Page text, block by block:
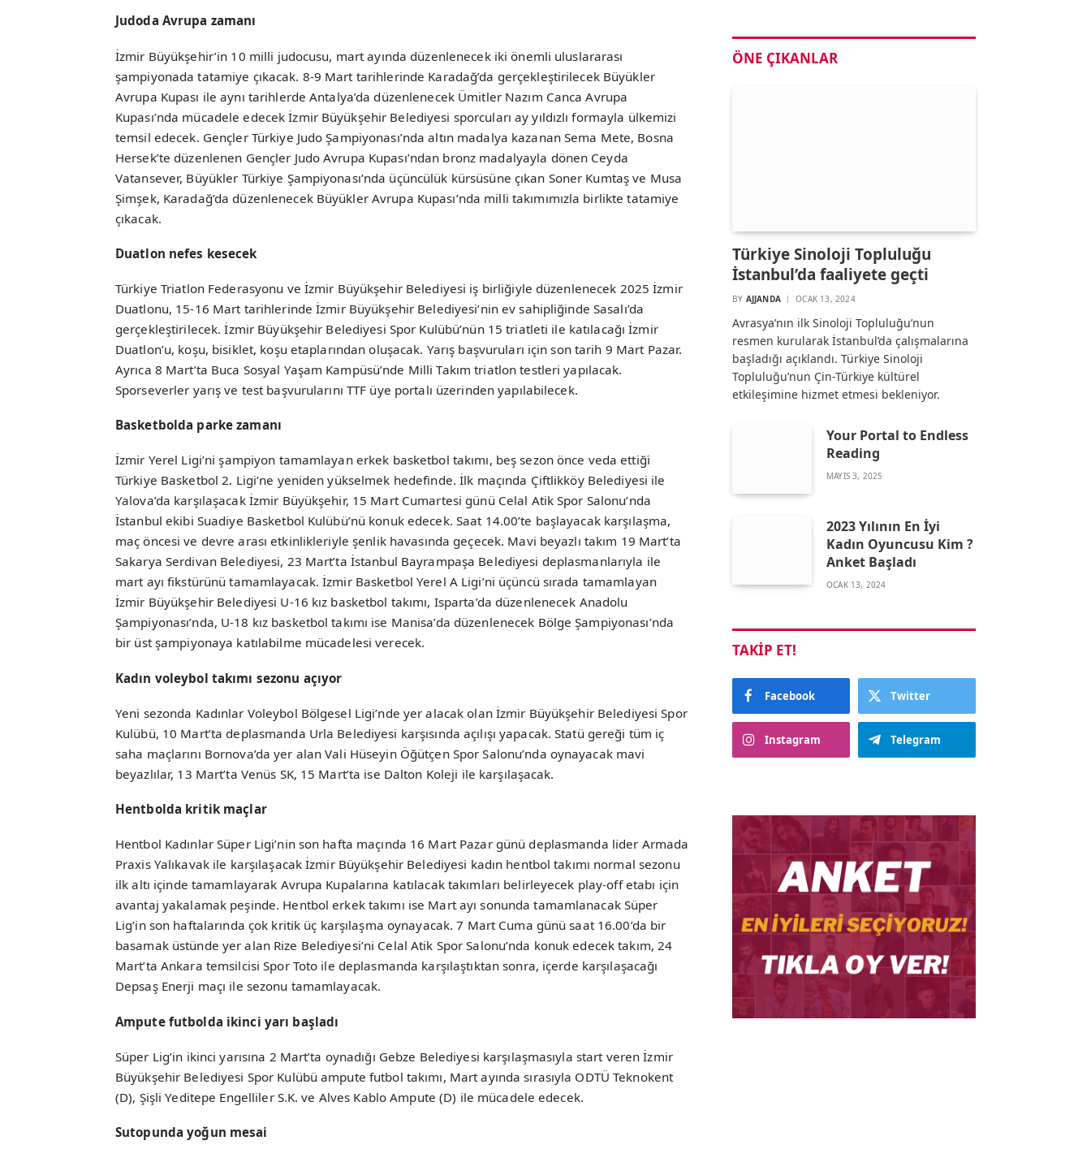
Judoda Avrupa zamanı
İzmir Büyükşehir’in 10 milli judocusu, mart ayında düzenlenecek iki önemli uluslararası
şampiyonada tatamiye çıkacak. 8-9 Mart tarihlerinde Karadağ’da gerçekleştirilecek Büyükler
Avrupa Kupası ile aynı tarihlerde Antalya’da düzenlenecek Ümitler Nazım Canca Avrupa
Kupası’nda mücadele edecek İzmir Büyükşehir Belediyesi sporcuları ay yıldızlı formayla ülkemizi
temsil edecek. Gençler Türkiye Judo Şampiyonası’nda altın madalya kazanan Sema Mete, Bosna
Hersek’te düzenlenen Gençler Judo Avrupa Kupası’ndan bronz madalyayla dönen Ceyda
Vatansever, Büyükler Türkiye Şampiyonası’nda üçüncülük kürsüsüne çıkan Soner Kumtaş ve Musa
Şimşek, Karadağ’da düzenlenecek Büyükler Avrupa Kupası’nda milli takımımızla birlikte tatamiye
çıkacak.
Duatlon nefes kesecek
Türkiye Triatlon Federasyonu ve İzmir Büyükşehir Belediyesi iş birliğiyle düzenlenecek 2025 İzmir
Duatlonu, 15-16 Mart tarihlerinde İzmir Büyükşehir Belediyesi’nin ev sahipliğinde Sasalı’da
gerçekleştirilecek. İzmir Büyükşehir Belediyesi Spor Kulübü’nün 15 triatleti ile katılacağı İzmir
Duatlon’u, koşu, bisiklet, koşu etaplarından oluşacak. Yarış başvuruları için son tarih 9 Mart Pazar.
Ayrıca 8 Mart’ta Buca Sosyal Yaşam Kampüsü’nde Milli Takım triatlon testleri yapılacak.
Sporseverler yarış ve test başvurularını TTF üye portalı üzerinden yapılabilecek.
Basketbolda parke zamanı
İzmir Yerel Ligi’ni şampiyon tamamlayan erkek basketbol takımı, beş sezon önce veda ettiği
Türkiye Basketbol 2. Ligi’ne yeniden yükselmek hedefinde. İlk maçında Çiftlikköy Belediyesi ile
Yalova’da karşılaşacak İzmir Büyükşehir, 15 Mart Cumartesi günü Celal Atik Spor Salonu’nda
İstanbul ekibi Suadiye Basketbol Kulübü’nü konuk edecek. Saat 14.00’te başlayacak karşılaşma,
maç öncesi ve devre arası etkinlikleriyle şenlik havasında geçecek. Mavi beyazlı takım 19 Mart’ta
Sakarya Serdivan Belediyesi, 23 Mart’ta İstanbul Bayrampaşa Belediyesi deplasmanlarıyla ile
mart ayı fikstürünü tamamlayacak. İzmir Basketbol Yerel A Ligi’ni üçüncü sırada tamamlayan
İzmir Büyükşehir Belediyesi U-16 kız basketbol takımı, Isparta’da düzenlenecek Anadolu
Şampiyonası’nda, U-18 kız basketbol takımı ise Manisa’da düzenlenecek Bölge Şampiyonası’nda
bir üst şampiyonaya katılabilme mücadelesi verecek.
Kadın voleybol takımı sezonu açıyor
Yeni sezonda Kadınlar Voleybol Bölgesel Ligi’nde yer alacak olan İzmir Büyükşehir Belediyesi Spor
Kulübü, 10 Mart’ta deplasmanda Urla Belediyesi karşısında açılışı yapacak. Statü gereği tüm iç
saha maçlarını Bornova’da yer alan Vali Hüseyin Öğütçen Spor Salonu’nda oynayacak mavi
beyazlılar, 13 Mart’ta Venüs SK, 15 Mart’ta ise Dalton Koleji ile karşılaşacak.
Hentbolda kritik maçlar
Hentbol Kadınlar Süper Ligi’nin son hafta maçında 16 Mart Pazar günü deplasmanda lider Armada
Praxis Yalıkavak ile karşılaşacak İzmir Büyükşehir Belediyesi kadın hentbol takımı normal sezonu
ilk altı içinde tamamlayarak Avrupa Kupalarına katılacak takımları belirleyecek play-off etabı için
avantaj yakalamak peşinde. Hentbol erkek takımı ise Mart ayı sonunda tamamlanacak Süper
Lig’in son haftalarında çok kritik üç karşılaşma oynayacak. 7 Mart Cuma günü saat 16.00’da bir
basamak üstünde yer alan Rize Belediyesi’ni Celal Atik Spor Salonu’nda konuk edecek takım, 24
Mart’ta Ankara temsilcisi Spor Toto ile deplasmanda karşılaştıktan sonra, içerde karşılaşacağı
Depsaş Enerji maçı ile sezonu tamamlayacak.
Ampute futbolda ikinci yarı başladı
Süper Lig’in ikinci yarısına 2 Mart’ta oynadığı Gebze Belediyesi karşılaşmasıyla start veren İzmir
Büyükşehir Belediyesi Spor Kulübü ampute futbol takımı, Mart ayında sırasıyla ODTÜ Teknokent
(D), Şişli Yeditepe Engelliler S.K. ve Alves Kablo Ampute (D) ile mücadele edecek.
Sutopunda yoğun mesai
ÖNE ÇIKANLAR
Türkiye Sinoloji Topluluğu
İstanbul’da faaliyete geçti
BY AJJANDA OCAK 13, 2024
Avrasya’nın ilk Sinoloji Topluluğu’nun
resmen kurularak İstanbul’da çalışmalarına
başladığı açıklandı. Türkiye Sinoloji
Topluluğu’nun Çin-Türkiye kültürel
etkileşimine hizmet etmesi bekleniyor.
Your Portal to Endless
Reading
MAYIS 3, 2025
2023 Yılının En İyi
Kadın Oyuncusu Kim ?
Anket Başladı
OCAK 13, 2024
TAKIP ET!
Facebook Twitter
Instagram Telegram